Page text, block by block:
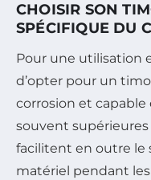
CHOISIR SON
SPÉCIFIQUE DU
Pour une utilisation
d’opter pour un
corrosion et
souvent
facilitent en outre le
matériel pendant les